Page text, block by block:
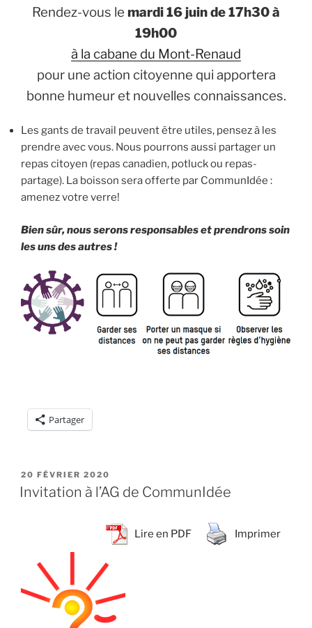
Rendez-vous le mardi 16 juin de 17h30 à
19h00
à la cabane du Mont-Renaud
pour une action citoyenne qui apportera
bonne humeur et nouvelles connaissances.
Les gants de travail peuvent être utiles, pensez à les
prendre avec vous. Nous pourrons aussi partager un
repas citoyen (repas canadien, potluck ou repas-
partage). La boisson sera offerte par CommunIdée :
amenez votre verre!
Bien sûr, nous serons responsables et prendrons soin
les uns des autres !
Partager
PUBLIÉ
LE
20 FÉVRIER 2020
Invitation à l’AG de CommunIdée
Lire en PDF Imprimer